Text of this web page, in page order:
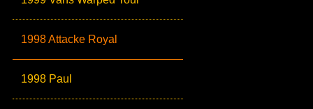
1998 Attacke Royal
1998 Paul